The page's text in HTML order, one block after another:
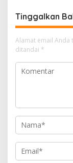
g
a
s
i
p
Tinggalkan
Alamat email Anda
ditandai *